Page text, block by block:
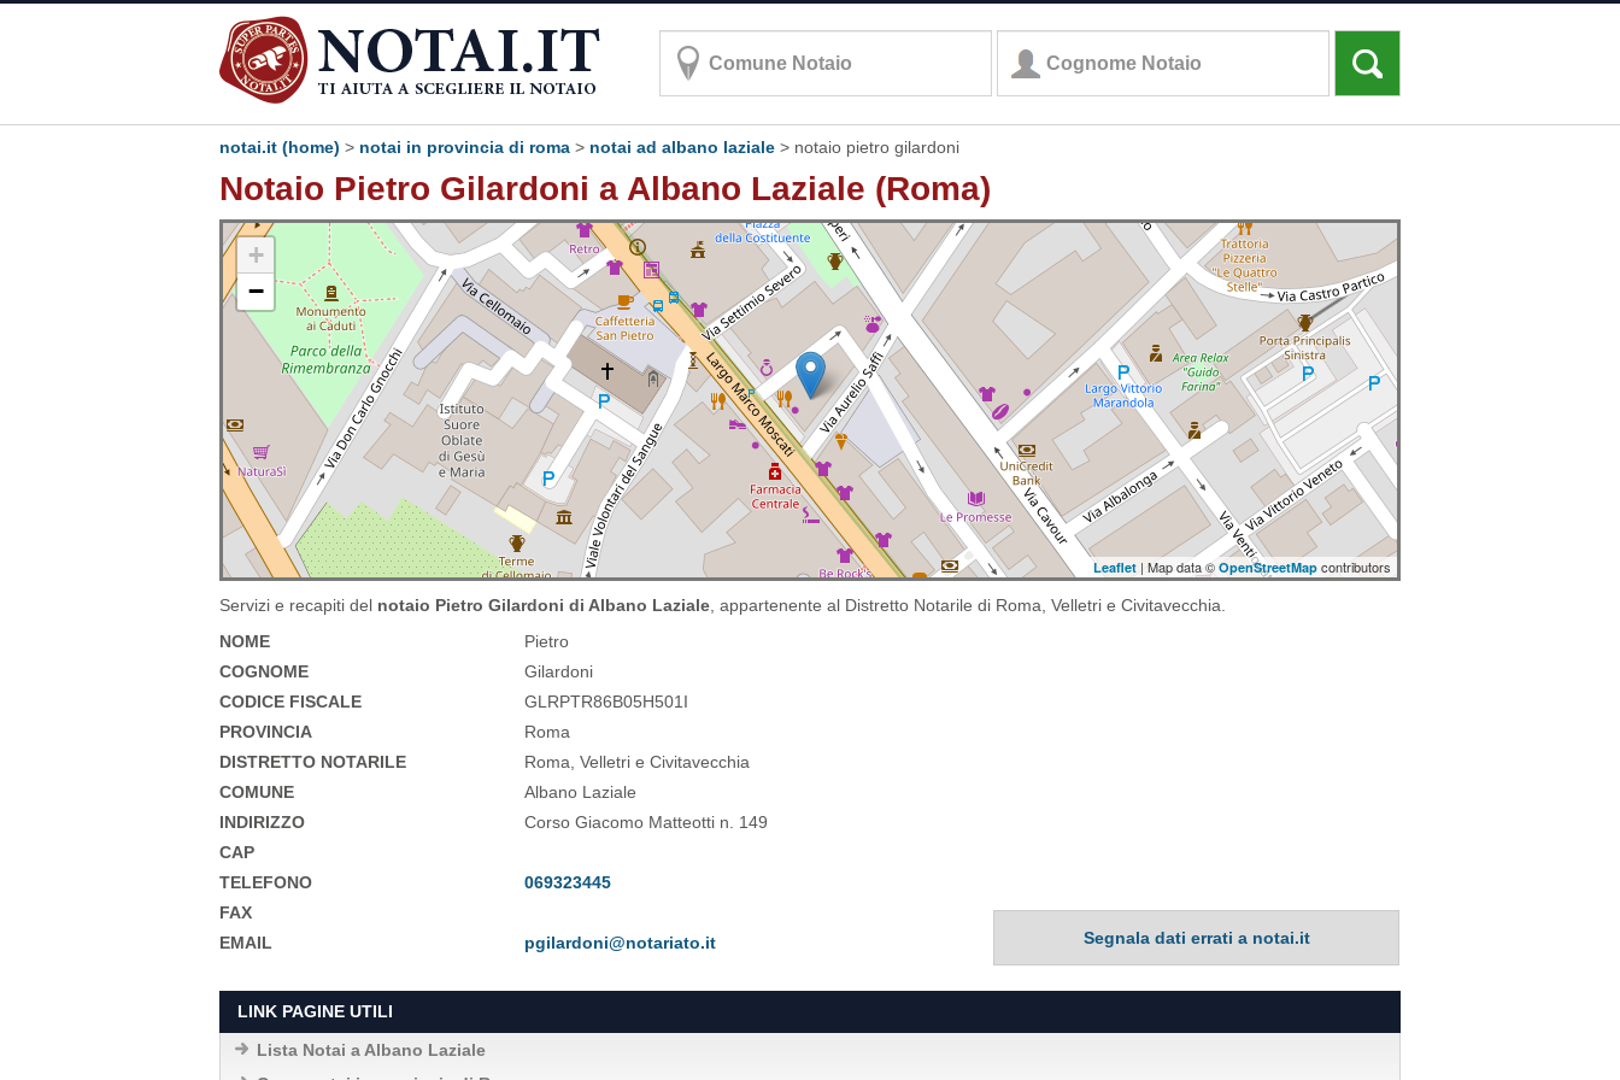
notai.it (home) > notai in provincia di roma > notai ad albano laziale > notaio pietro gilardoni
Notaio Pietro Gilardoni a Albano Laziale (Roma)
+
−
Leaflet | Map data © OpenStreetMap contributors
Servizi e recapiti del notaio Pietro Gilardoni di Albano Laziale , appartenente al Distretto Notarile di Roma, Velletri e Civitavecchia.
NOME
Pietro
COGNOME
Gilardoni
CODICE FISCALE
GLRPTR86B05H501I
PROVINCIA
Roma
DISTRETTO NOTARILE
Roma, Velletri e Civitavecchia
COMUNE
Albano Laziale
INDIRIZZO
Corso Giacomo Matteotti n. 149
CAP
TELEFONO
069323445
FAX
EMAIL
pgilardoni@notariato.it Segnala dati errati a notai.it
LINK PAGINE UTILI
Lista Notai a Albano Laziale